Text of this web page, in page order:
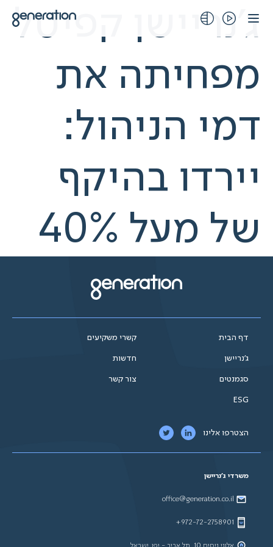
לתוכןג'נריישן קפיטל
מפחיתה את
דמי הניהול:
יירדו בהיקף
של מעל 40%
דף הבית
ג'נריישן
סגמנטים
ESG
קשרי משקיעים
חדשות
צור קשר
הצטרפו אלינו
משרדי ג'נריישן
office@generation.co.il
972-72-2758901+